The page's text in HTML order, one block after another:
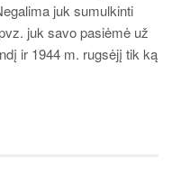
juk sumulkinti
juk savo pasiėmė už
ir 1944 m. rugsėjį tik ką